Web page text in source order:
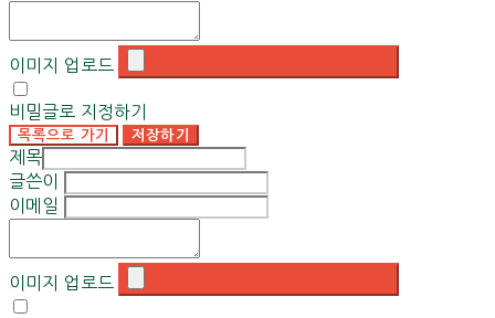
이미지 업로드
비밀글로 지정하기
목록으로 가기 저장하기
제목
글쓴이
이메일
이미지 업로드